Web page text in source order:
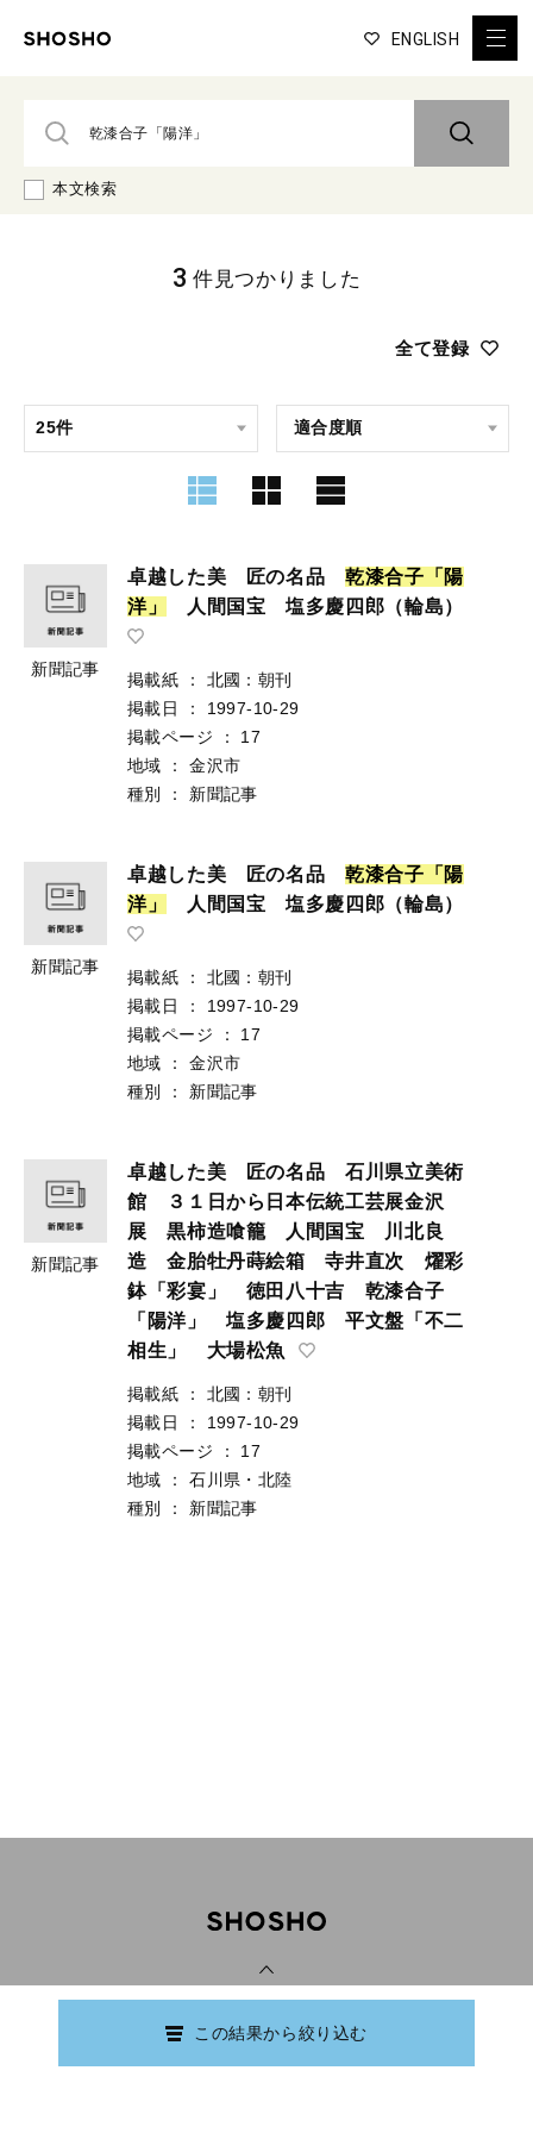
ENGLISH
本文検索
全て登録
3 件見つかりました
新聞記事
卓越した美 匠の名品乾漆合子 「 陽
洋」 人間国宝 塩多慶四郎（輪島）
掲載紙 ：
北國：朝刊
掲載日
：
1997-10-29
掲載ページ
：
17
地域
：
金沢市
種別
： 新聞記事
新聞記事
卓越した美 匠の名品乾漆合子 「 陽
洋」 人間国宝 塩多慶四郎（輪島）
掲載紙 ：
北國：朝刊
掲載日
：
1997-10-29
掲載ページ
：
17
地域
：
金沢市
種別
： 新聞記事
新聞記事
卓越した美 匠の名品 石川県立美術
館 ３１日から日本伝統工芸展金沢
展 黒柿造喰籠 人間国宝 川北良
造 金胎牡丹蒔絵箱 寺井直次 燿彩
鉢「彩宴」 徳田八十吉 乾漆合子
「陽洋」 塩多慶四郎 平文盤「不二
相生」 大場松魚
掲載紙 ：
北國：朝刊
掲載日
：
1997-10-29
掲載ページ
：
17
地域
：
石川県・北陸
種別
： 新聞記事
この結果から絞り込む
Copyright © Ishikawa Prefectural Library.